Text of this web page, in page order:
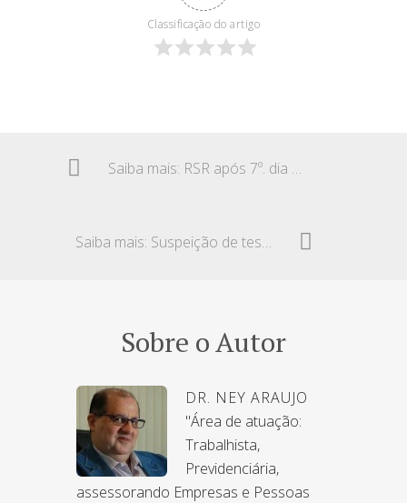
Classificação do artigo
Saiba mais: RSR após 7º. dia – Pagamento em dobro
Saiba mais: Suspeição de testemunha – Amizade em redes sociais
Sobre o Autor
DR. NEY ARAUJO
"Área de atuação:
Trabalhista,
Previdenciária,
assessorando Empresas e Pessoas